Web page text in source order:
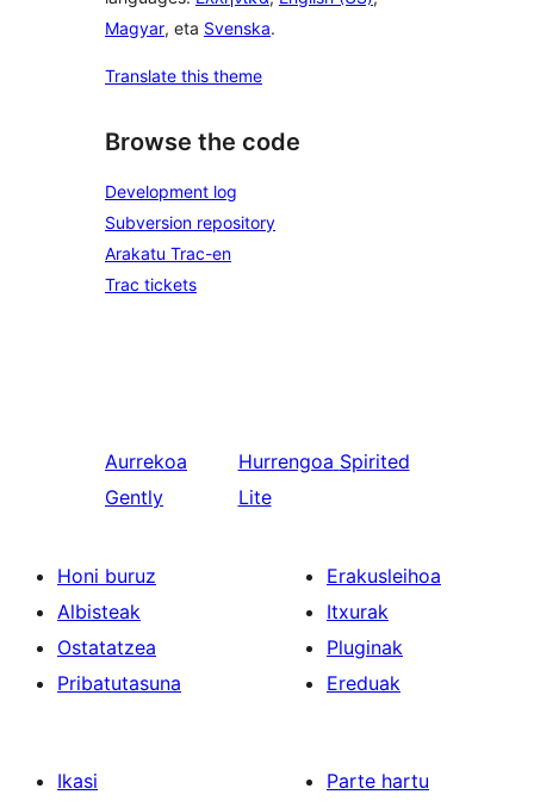
Magyar, eta Svenska.
Translate this theme
Browse the code
Development log
Subversion repository
Arakatu Trac-en
Trac tickets
Aurrekoa
Gently
Hurrengoa Spirited
Lite
Honi buruz
Albisteak
Ostatatzea
Pribatutasuna
Erakusleihoa
Itxurak
Pluginak
Ereduak
Ikasi
Parte hartu